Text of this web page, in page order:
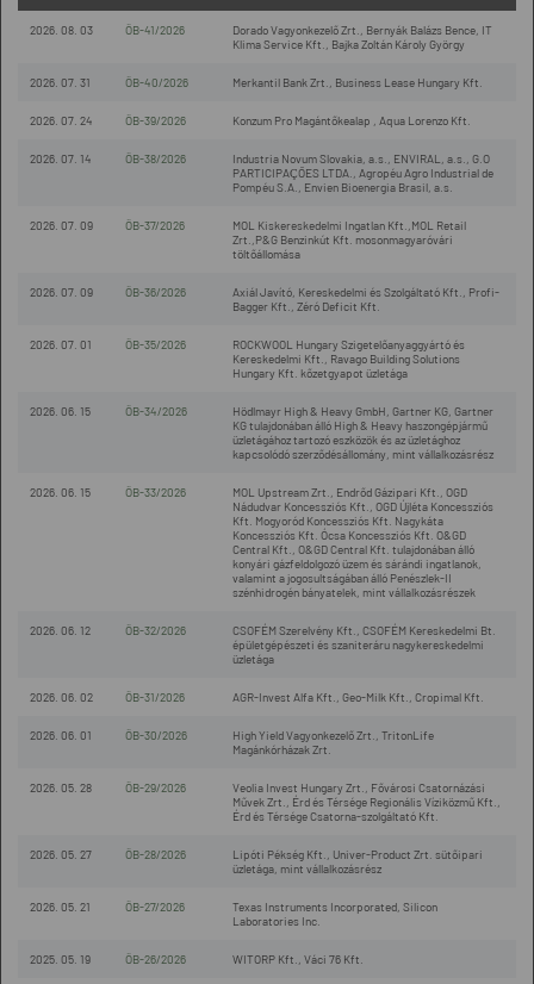
2026. 08. 03 ÖB-41/2026
Dorado Vagyonkezelő Zrt., Bernyák Balázs Bence, IT
Klima Service Kft., Bajka Zoltán Károly György
2026. 07. 31 ÖB-40/2026 Merkantil Bank Zrt., Business Lease Hungary Kft.
2026. 07. 24 ÖB-39/2026 Konzum Pro Magántőkealap , Aqua Lorenzo Kft.
2026. 07. 14 ÖB-38/2026
Industria Novum Slovakia, a.s., ENVIRAL, a.s., G.O
PARTICIPAÇÕES LTDA., Agropéu Agro Industrial de
Pompéu S.A., Envien Bioenergia Brasil, a.s.
2026. 07. 09 ÖB-37/2026
MOL Kiskereskedelmi Ingatlan Kft.,MOL Retail
Zrt.,P&G Benzinkút Kft. mosonmagyaróvári
töltőállomása
2026. 07. 09 ÖB-36/2026
Axiál Javító, Kereskedelmi és Szolgáltató Kft., Profi-
Bagger Kft., Zéró Deficit Kft.
2026. 07. 01 ÖB-35/2026
ROCKWOOL Hungary Szigetelőanyaggyártó és
Kereskedelmi Kft., Ravago Building Solutions
Hungary Kft. kőzetgyapot üzletága
2026. 06. 15 ÖB-34/2026
Hödlmayr High & Heavy GmbH, Gartner KG, Gartner
KG tulajdonában álló High & Heavy haszongépjármű
üzletágához tartozó eszközök és az üzletághoz
kapcsolódó szerződésállomány, mint vállalkozásrész
2026. 06. 15 ÖB-33/2026
MOL Upstream Zrt., Endrőd Gázipari Kft., OGD
Nádudvar Koncessziós Kft., OGD Újléta Koncessziós
Kft. Mogyoród Koncessziós Kft. Nagykáta
Koncessziós Kft. Ócsa Koncessziós Kft. O&GD
Central Kft., O&GD Central Kft. tulajdonában álló
konyári gázfeldolgozó üzem és sárándi ingatlanok,
valamint a jogosultságában álló Penészlek-II
szénhidrogén bányatelek, mint vállalkozásrészek
2026. 06. 12 ÖB-32/2026
CSOFÉM Szerelvény Kft., CSOFÉM Kereskedelmi Bt.
épületgépészeti és szaniteráru nagykereskedelmi
üzletága
2026. 06. 02 ÖB-31/2026 AGR-Invest Alfa Kft., Geo-Milk Kft., Cropimal Kft.
2026. 06. 01 ÖB-30/2026
High Yield Vagyonkezelő Zrt., TritonLife
Magánkórházak Zrt.
2026. 05. 28 ÖB-29/2026
Veolia Invest Hungary Zrt., Fővárosi Csatornázási
Művek Zrt., Érd és Térsége Regionális Víziközmű Kft.,
Érd és Térsége Csatorna-szolgáltató Kft.
2026. 05. 27 ÖB-28/2026
Lipóti Pékség Kft., Univer-Product Zrt. sütőipari
üzletága, mint vállalkozásrész
2026. 05. 21 ÖB-27/2026
Texas Instruments Incorporated, Silicon
Laboratories Inc.
2025. 05. 19 ÖB-26/2026 WITORP Kft., Váci 76 Kft.